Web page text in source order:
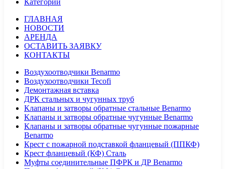
Категории
ГЛАВНАЯ
НОВОСТИ
АРЕНДА
ОСТАВИТЬ ЗАЯВКУ
КОНТАКТЫ
Воздухоотводчики Benarmo
Воздухоотводчики Tecofi
Демонтажная вставка
ДРК стальных и чугунных труб
Клапаны и затворы обратные стальные Benarmo
Клапаны и затворы обратные чугунные Benarmo
Клапаны и затворы обратные чугунные пожарные
Benarmo
Крест с пожарной подставкой фланцевый (ППКФ)
Крест фланцевый (КФ) Сталь
Муфты соединительные ПФРК и ДР Benarmo